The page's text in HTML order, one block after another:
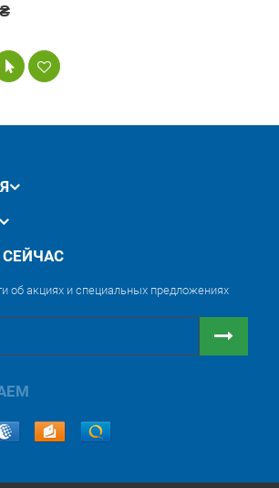
об акциях и специальных предложениях